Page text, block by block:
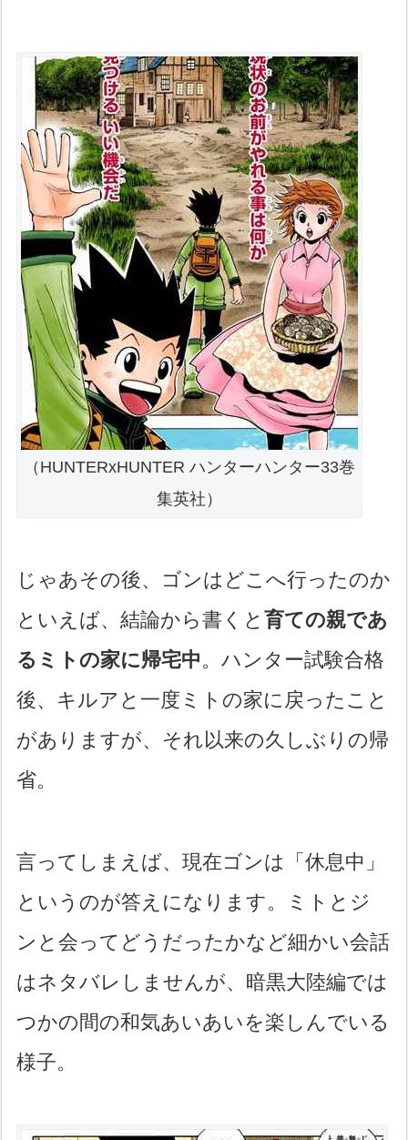
（HUNTERxHUNTER ハンターハンター33巻
集英社）
じゃあその後、ゴンはどこへ行ったのか
といえば、結論から書くと育ての親であ
るミトの家に帰宅中。ハンター試験合格
後、キルアと一度ミトの家に戻ったこと
がありますが、それ以来の久しぶりの帰
省。
言ってしまえば、現在ゴンは「休息中」
というのが答えになります。ミトとジ
ンと会ってどうだったかなど細かい会話
はネタバレしませんが、暗黒大陸編では
つかの間の和気あいあいを楽しんでいる
様子。